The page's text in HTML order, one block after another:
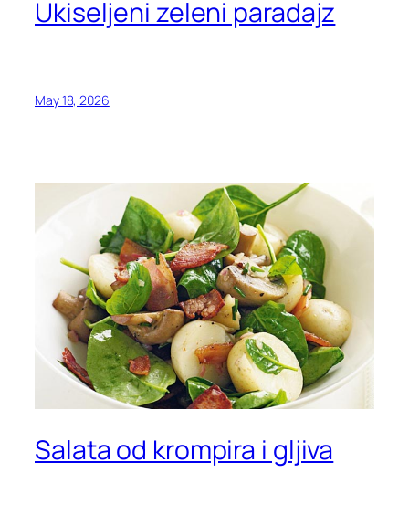
Ukiseljeni zeleni paradajz
May 18, 2026
Salata od krompira i gljiva